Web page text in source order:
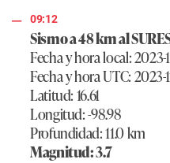
09:12
Sismo a 48 km al
Fecha y hora local:
Fecha y hora UTC: 2023-
Latitud: 16.61
Longitud: -98.98
Profundidad: 11.0 km
Magnitud: 3.7